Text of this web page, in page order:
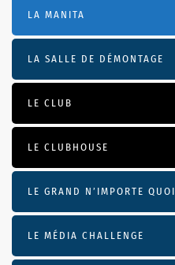
LA MANITA
LA SALLE DE DÉMONTAGE
LE CLUB
LE CLUBHOUSE
LE GRAND N’IMPORTE QUOI
LE MÉDIA CHALLENGE